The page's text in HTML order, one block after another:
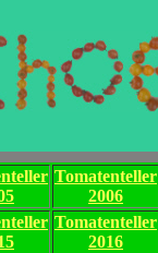
Tomatenteller
2006
Tomatenteller
2016